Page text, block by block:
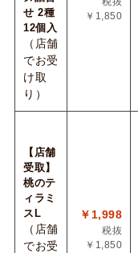
せ 2種
12個入
（店舗
でお受
け取
り）
￥1,850
【店舗
受取】
桃のテ
ィラミ
スL
（店舗
でお受
￥1,998
税抜
￥1,850